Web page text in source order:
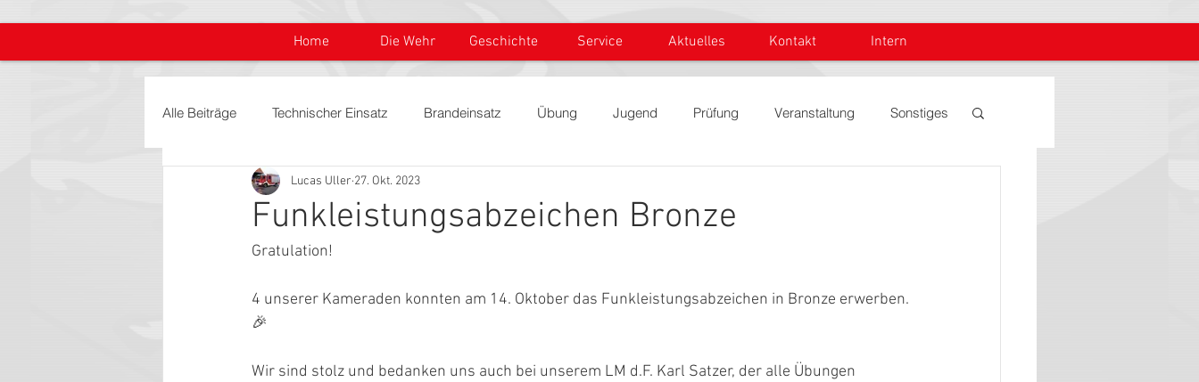
Home Die Wehr Geschichte Service Aktuelles Kontakt Intern
Alle Beiträge Technischer Einsatz Brandeinsatz Übung Jugend Prüfung Veranstaltung Sonstiges
Funkleistungsabzeichen Bronze
Lucas Uller 27. Okt. 2023
Gratulation!
4 unserer Kameraden konnten am 14. Oktober das Funkleistungsabzeichen in Bronze erwerben.
🎉
Wir sind stolz und bedanken uns auch bei unserem LM d.F. Karl Satzer, der alle Übungen